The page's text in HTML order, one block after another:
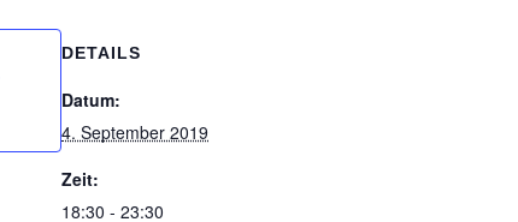
DETAILS
Datum:
4. September 2019
Zeit:
18:30 - 23:30